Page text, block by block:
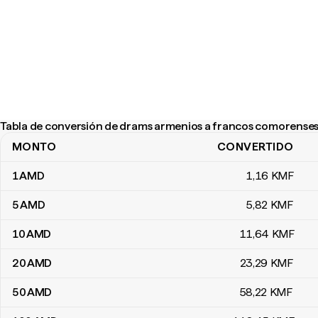
Tabla de conversión de drams armenios a francos
Tabla de conversión de drams armenios a francos comorenses
MONTO CONVERTIDO
1AMD 1,16 KMF
5AMD 5,82 KMF
10AMD 11,64 KMF
20AMD 23,29 KMF
50AMD 58,22 KMF